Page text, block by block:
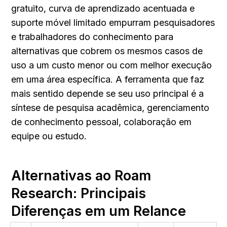
gratuito, curva de aprendizado acentuada e
suporte móvel limitado empurram pesquisadores
e trabalhadores do conhecimento para
alternativas que cobrem os mesmos casos de
uso a um custo menor ou com melhor execução
em uma área específica. A ferramenta que faz
mais sentido depende se seu uso principal é a
síntese de pesquisa acadêmica, gerenciamento
de conhecimento pessoal, colaboração em
equipe ou estudo.
Alternativas ao Roam
Research: Principais
Diferenças em um Relance